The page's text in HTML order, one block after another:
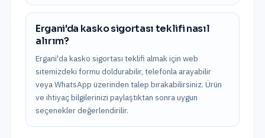
Ergani'da kasko sigortası teklifi nasıl
alırım?
Ergani'da kasko sigortası teklifi almak için web
sitemizdeki formu doldurabilir, telefonla arayabilir
veya WhatsApp üzerinden talep bırakabilirsiniz. Ürün
ve ihtiyaç bilgilerinizi paylaştıktan sonra uygun
seçenekler değerlendirilir.